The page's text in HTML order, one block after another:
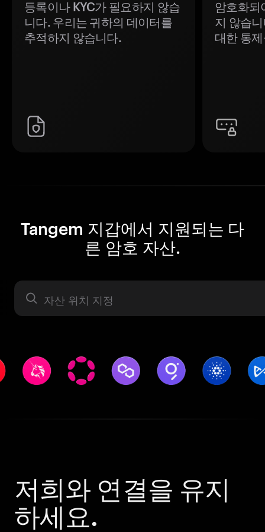
등록이나 KYC가 필요하지 않습
니다. 우리는 귀하의 데이터를
추적하지 않습니다.
암호화되
지 않습
대한 통
Tangem 지갑에서 지원되는 다
른 암호 자산.
자산 라벨
저희와 연결을 유지
하세요.